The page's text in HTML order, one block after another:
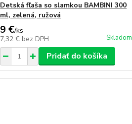
Detská fľaša so slamkou BAMBINI 300
ml, zelená, ružová
9 €/ks
7,32 € bez DPH Skladom
Pridať do košíka